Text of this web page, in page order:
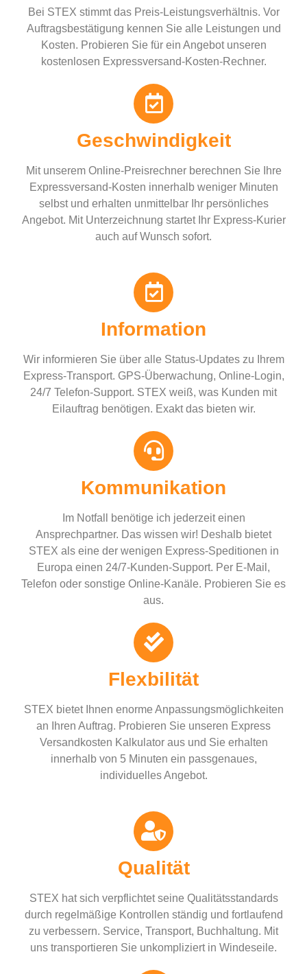
Bei STEX stimmt das Preis-Leistungsverhältnis. Vor
Auftragsbestätigung kennen Sie alle Leistungen und
Kosten. Probieren Sie für ein Angebot unseren
kostenlosen Expressversand-Kosten-Rechner.
Geschwindigkeit
Mit unserem Online-Preisrechner berechnen Sie Ihre
Expressversand-Kosten innerhalb weniger Minuten
selbst und erhalten unmittelbar Ihr persönliches
Angebot. Mit Unterzeichnung startet Ihr Express-Kurier
auch auf Wunsch sofort.
Information
Wir informieren Sie über alle Status-Updates zu Ihrem
Express-Transport. GPS-Überwachung, Online-Login,
24/7 Telefon-Support. STEX weiß, was Kunden mit
Eilauftrag benötigen. Exakt das bieten wir.
Kommunikation
Im Notfall benötige ich jederzeit einen
Ansprechpartner. Das wissen wir! Deshalb bietet
STEX als eine der wenigen Express-Speditionen in
Europa einen 24/7-Kunden-Support. Per E-Mail,
Telefon oder sonstige Online-Kanäle. Probieren Sie es
aus.
Flexbilität
STEX bietet Ihnen enorme Anpassungsmöglichkeiten
an Ihren Auftrag. Probieren Sie unseren Express
Versandkosten Kalkulator aus und Sie erhalten
innerhalb von 5 Minuten ein passgenaues,
individuelles Angebot.
Qualität
STEX hat sich verpflichtet seine Qualitätsstandards
durch regelmäßige Kontrollen ständig und fortlaufend
zu verbessern. Service, Transport, Buchhaltung. Mit
uns transportieren Sie unkompliziert in Windeseile.